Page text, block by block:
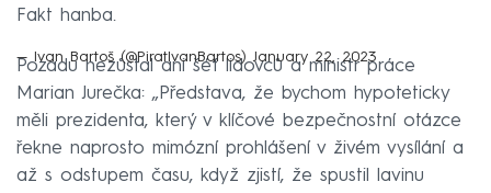
Fakt hanba.
— Ivan Bartoš (@PiratIvanBartos) January 22, 2023
Pozadu nezůstal ani šéf lidovců a ministr práce
Marian Jurečka: „Představa, že bychom hypoteticky
měli prezidenta, který v klíčové bezpečnostní otázce
řekne naprosto mimózní prohlášení v živém vysílání a
až s odstupem času, když zjistí, že spustil lavinu